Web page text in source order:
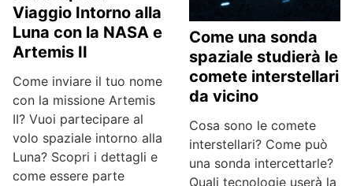
Viaggio Intorno alla
Luna con la NASA e
Artemis II
Come inviare il tuo nome
con la missione Artemis
II? Vuoi partecipare al
volo spaziale intorno alla
Luna? Scopri i dettagli e
come essere parte
Come una sonda
spaziale studierà le
comete interstellari
da vicino
Cosa sono le comete
interstellari? Come può
una sonda intercettarle?
Quali tecnologie userà la